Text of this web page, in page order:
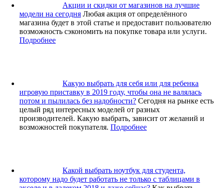
Акции и скидки от магазинов на лучшие
модели на сегодня Любая акция от определённого
магазина будет в этой статье и предоставит пользователю
возможность сэкономить на покупке товара или услуги.
Подробнее
Какую выбрать для себя или для ребенка
игровую приставку в 2019 году, чтобы она не валялась
потом и пылилась без надобности? Сегодня на рынке есть
целый ряд интересных моделей от разных
производителей. Какую выбрать, зависит от желаний и
возможностей покупателя. Подробнее
Какой выбрать ноутбук для студента,
которому надо будет работать не только с таблицами в